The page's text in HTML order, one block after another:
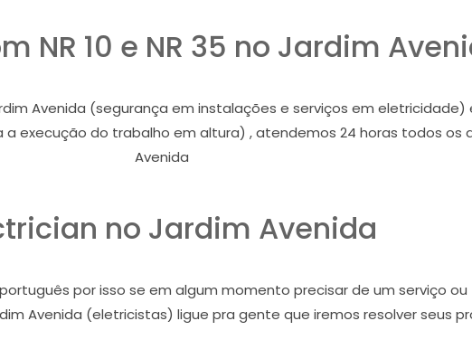
NR 10 e NR 35 no Jardim
Avenida (segurança em instalações e serviços em eletricidade)
execução do trabalho em altura) , atendemos 24 horas todos os
Avenida
no Jardim Avenida
por isso se em algum momento precisar de um serviço
Avenida (eletricistas) ligue pra gente que iremos resolver seus